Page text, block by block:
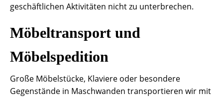
geschäftlichen Aktivitäten nicht zu unterbrechen.
Möbeltransport und
Möbelspedition
Große Möbelstücke, Klaviere oder besondere
Gegenstände in Maschwanden transportieren wir mit